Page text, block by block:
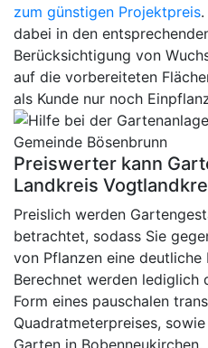
zum günstigen Projektpreis
dabei in den
Berücksichtigung von
auf die vorbereiteten
als Kunde nur noch
Preiswerter kann
Landkreis
Preislich werden
betrachtet, sodass Sie
von Pflanzen eine deutliche
Berechnet werden lediglich
Form eines pauschalen
Quadratmeterpreises,
Garten in Bobenneukirchen.